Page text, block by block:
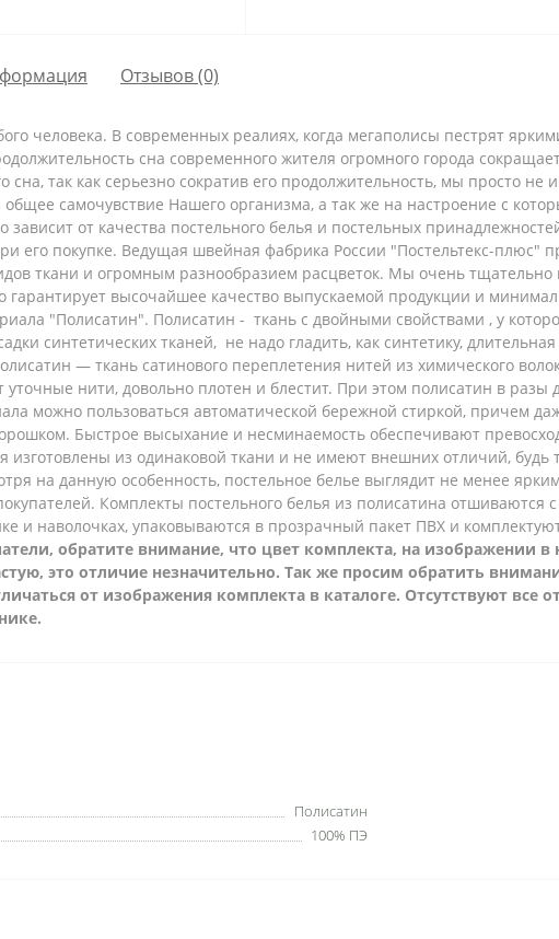
Отзывов (0)
человека. В современных реалиях, когда мегаполисы пестрят
сна современного жителя огромного города
сна, так как серьезно сократив его продолжительность, мы просто
самочувствие Нашего организма, а так же на настроение с
от качества постельного белья и постельных
его покупке. Ведущая швейная фабрика России "Постельтекс-плюс"
ткани и огромным разнообразием расцветок. Мы очень
гарантирует высочайшее качество выпускаемой продукции и
"Полисатин". Полисатин - ткань с двойными свойствами , у
синтетических тканей, не надо гладить, как синтетику,
— ткань сатинового переплетения нитей из химического
нити, довольно плотен и блестит. При этом полисатин в
можно пользоваться автоматической бережной стиркой, причем
Быстрое высыхание и несминаемость обеспечивают
изготовлены из одинаковой ткани и не имеют внешних отличий, будь
на данную особенность, постельное белье выглядит не менее
Комплекты постельного белья из полисатина отшиваются
и наволочках, упаковываются в прозрачный пакет ПВХ и
обратите внимание, что цвет комплекта, на изображении
это отличие незначительно. Так же просим обратить
от изображения комплекта в каталоге. Отсутствуют
Полисатин
100% ПЭ